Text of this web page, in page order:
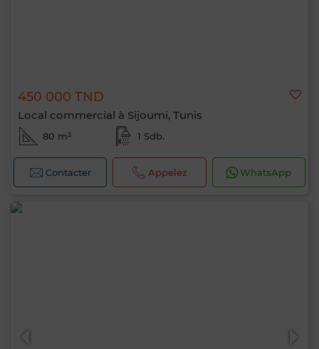
450 000 TND
Local commercial à Sijoumi, Tunis
80 m² 1 Sdb.
Contacter Appelez WhatsApp